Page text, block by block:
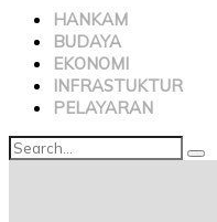
HANKAM
BUDAYA
EKONOMI
INFRASTUKTUR
PELAYARAN
Search